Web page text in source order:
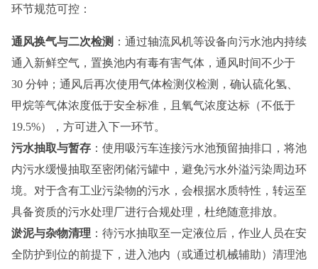
环节规范可控：
通风换气与二次检测 ：通过轴流风机等设备向污水池内持续
通入新鲜空气，置换池内有毒有害气体，通风时间不少于
30 分钟；通风后再次使用气体检测仪检测，确认硫化氢、
甲烷等气体浓度低于安全标准，且氧气浓度达标（不低于
19.5%），方可进入下一环节。
污水抽取与暂存 ：使用吸污车连接污水池预留抽排口，将池
内污水缓慢抽取至密闭储污罐中，避免污水外溢污染周边环
境。对于含有工业污染物的污水，会根据水质特性，转运至
具备资质的污水处理厂进行合规处理，杜绝随意排放。
淤泥与杂物清理 ：待污水抽取至一定液位后，作业人员在安
全防护到位的前提下，进入池内（或通过机械辅助）清理池